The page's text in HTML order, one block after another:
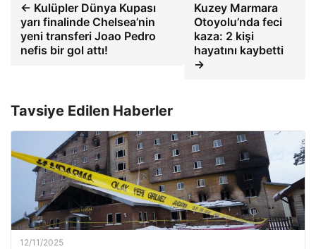
← Kulüpler Dünya Kupası
yarı finalinde Chelsea’nin
yeni transferi Joao Pedro
nefis bir gol attı!
Kuzey Marmara
Otoyolu’nda feci
kaza: 2 kişi
hayatını kaybetti
→
Tavsiye Edilen Haberler
12/11/2025